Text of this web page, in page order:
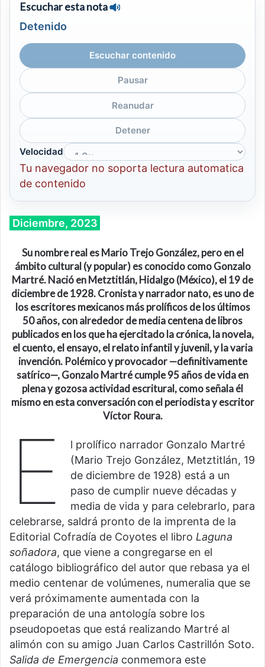
Escuchar esta nota
Detenido
Escuchar contenido
Pausar
Reanudar
Detener
Velocidad
Tu navegador no soporta lectura automatica
de contenido
Diciembre, 2023
Su nombre real es Mario Trejo González, pero en el
ámbito cultural (y popular) es conocido como Gonzalo
Martré. Nació en Metztitlán, Hidalgo (México), el 19 de
diciembre de 1928. Cronista y narrador nato, es uno de
los escritores mexicanos más prolíficos de los últimos
50 años, con alrededor de media centena de libros
publicados en los que ha ejercitado la crónica, la novela,
el cuento, el ensayo, el relato infantil y juvenil, y la varia
invención. Polémico y provocador —definitivamente
satírico—, Gonzalo Martré cumple 95 años de vida en
plena y gozosa actividad escritural, como señala él
mismo en esta conversación con el periodista y escritor
Víctor Roura.
E
l prolífico narrador Gonzalo Martré
(Mario Trejo González, Metztitlán, 19
de diciembre de 1928) está a un
paso de cumplir nueve décadas y
media de vida y para celebrarlo, para
celebrarse, saldrá pronto de la imprenta de la
Editorial Cofradía de Coyotes el libro Laguna
soñadora, que viene a congregarse en el
catálogo bibliográfico del autor que rebasa ya el
medio centenar de volúmenes, numeralia que se
verá próximamente aumentada con la
preparación de una antología sobre los
pseudopoetas que está realizando Martré al
alimón con su amigo Juan Carlos Castrillón Soto.
Salida de Emergencia conmemora este